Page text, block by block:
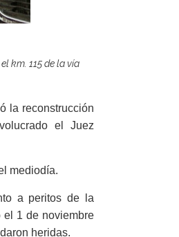
km. 115 de la vía
la reconstrucción
el Juez
mediodía.
a peritos de la
el 1 de noviembre
heridas.